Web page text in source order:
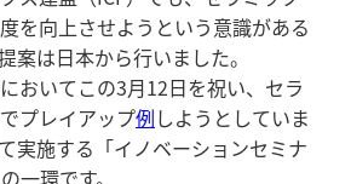
を向上させようという意識がある
案は日本から行いました。
おいてこの3月12日を祝い、セラ
プレイアップ例しようとしていま
実施する「イノベーションセミナ
一環です。